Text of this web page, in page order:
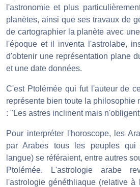
l'astronomie et plus
planètes, ainsi que ses travaux de
de cartographier la planète avec
l'époque et il inventa l'astrolabe,
d'obtenir une représentation plane
et une date données.
C'est Ptolémée qui fut l'auteur de
représente bien toute la philosophie
: "Les astres inclinent mais
Pour interpréter l'horoscope, les
par Arabes tous les peuples qui
langue) se référaient, entre autres
Ptolémée. L'astrologie arabe
l'astrologie généthliaque (relative